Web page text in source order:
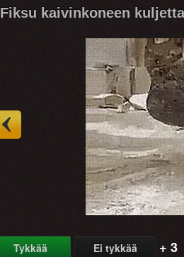
Fiksu kaivinkoneen
Tykkää Ei tykkää + 3